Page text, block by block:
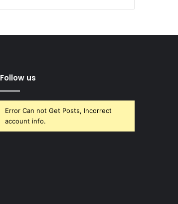
Follow us
Error Can not Get Posts, Incorrect
account info.